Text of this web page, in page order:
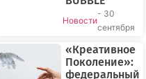
Новости
- 30
сентября
«Креативное
Поколение»:
федеральный